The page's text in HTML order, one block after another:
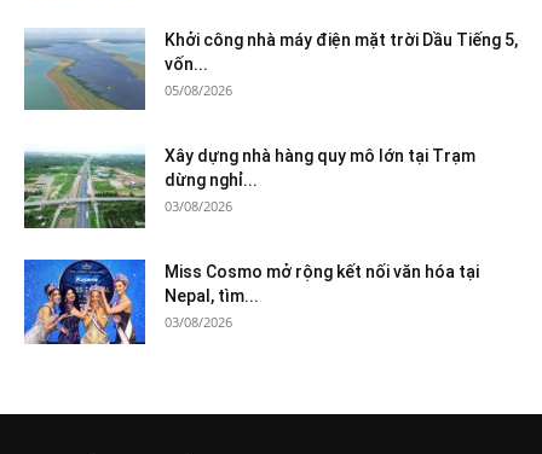
Khởi công nhà máy điện mặt trời Dầu Tiếng 5,
vốn...
05/08/2026
Xây dựng nhà hàng quy mô lớn tại Trạm
dừng nghỉ...
03/08/2026
Miss Cosmo mở rộng kết nối văn hóa tại
Nepal, tìm...
03/08/2026